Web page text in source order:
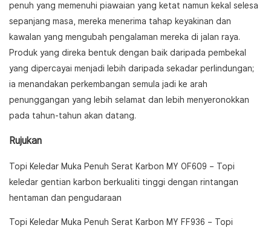
penuh yang memenuhi piawaian yang ketat namun kekal selesa
sepanjang masa, mereka menerima tahap keyakinan dan
kawalan yang mengubah pengalaman mereka di jalan raya.
Produk yang direka bentuk dengan baik daripada pembekal
yang dipercayai menjadi lebih daripada sekadar perlindungan;
ia menandakan perkembangan semula jadi ke arah
penunggangan yang lebih selamat dan lebih menyeronokkan
pada tahun-tahun akan datang.
Rujukan
Topi Keledar Muka Penuh Serat Karbon MY OF609 – Topi
keledar gentian karbon berkualiti tinggi dengan rintangan
hentaman dan pengudaraan
Topi Keledar Muka Penuh Serat Karbon MY FF936 – Topi